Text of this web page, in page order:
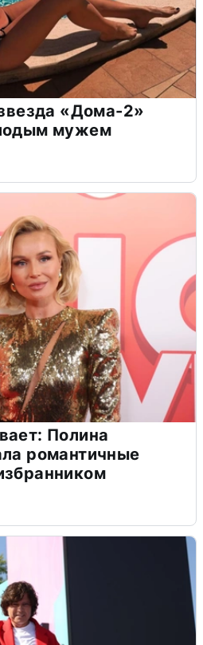
«Дома-2»
мужем
Полина
романтичные